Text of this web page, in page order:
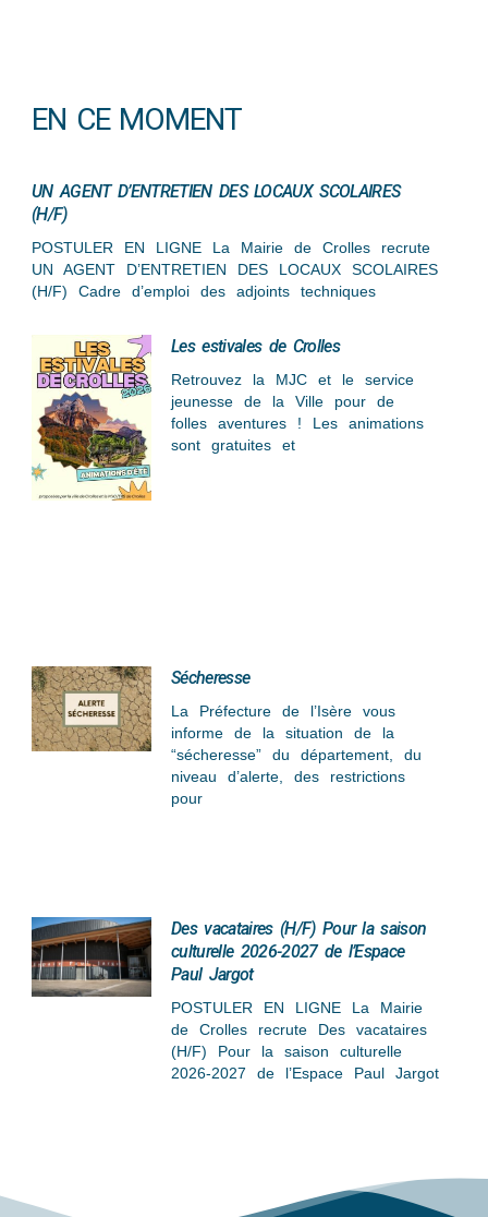
EN CE MOMENT
UN AGENT D’ENTRETIEN DES LOCAUX SCOLAIRES
(H/F)
POSTULER EN LIGNE La Mairie de Crolles recrute
UN AGENT D’ENTRETIEN DES LOCAUX SCOLAIRES
(H/F) Cadre d’emploi des adjoints techniques
Les estivales de Crolles
Retrouvez la MJC et le service
jeunesse de la Ville pour de
folles aventures ! Les animations
sont gratuites et
Sécheresse
La Préfecture de l’Isère vous
informe de la situation de la
“sécheresse” du département, du
niveau d’alerte, des restrictions
pour
Des vacataires (H/F) Pour la saison
culturelle 2026-2027 de l’Espace
Paul Jargot
POSTULER EN LIGNE La Mairie
de Crolles recrute Des vacataires
(H/F) Pour la saison culturelle
2026-2027 de l’Espace Paul Jargot